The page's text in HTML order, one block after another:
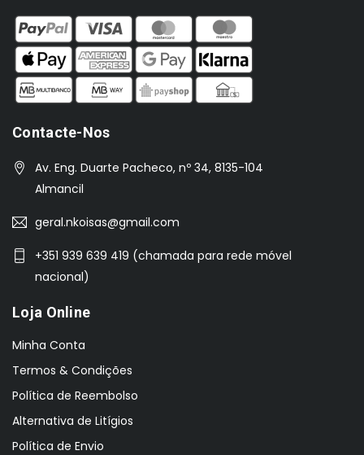
Contacte-Nos
Av. Eng. Duarte Pacheco, nº 34, 8135-104
Almancil
geral.nkoisas@gmail.com
+351 939 639 419 (chamada para rede móvel
nacional)
Loja Online
Minha Conta
Termos & Condições
Política de Reembolso
Alternativa de Litígios
Política de Envio